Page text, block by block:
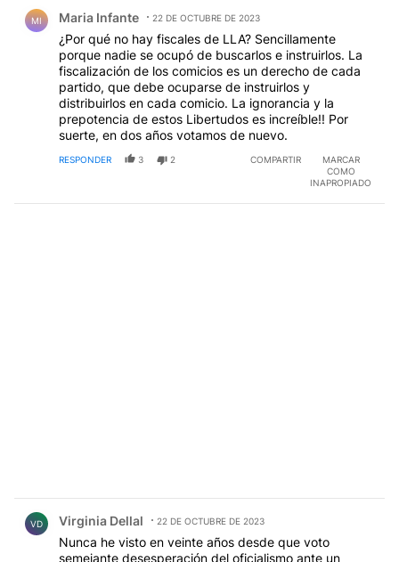
MI Maria Infante 22 DE OCTUBRE DE 2023
¿Por qué no hay fiscales de LLA? Sencillamente
porque nadie se ocupó de buscarlos e instruirlos. La
fiscalización de los comicios es un derecho de cada
partido, que debe ocuparse de instruirlos y
distribuirlos en cada comicio. La ignorancia y la
prepotencia de estos Libertudos es increíble!! Por
suerte, en dos años votamos de nuevo.
RESPONDER 3 2 COMPARTIR
MARCAR
COMO
INAPROPIADO
VD Virginia Dellal 22 DE OCTUBRE DE 2023
Nunca he visto en veinte años desde que voto
semejante desesperación del oficialismo ante un